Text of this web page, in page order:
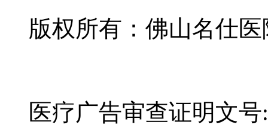
版权所有：佛山名仕
医疗广告审查证明文